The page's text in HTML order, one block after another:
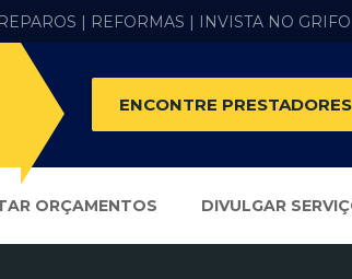
REPAROS | REFORMAS | INVISTA NO GRIFO
ENCONTRE PRESTADORES
ORÇAMENTOS DIVULGAR